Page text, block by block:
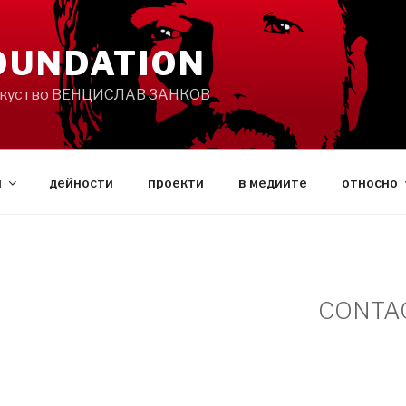
ВЕНЦИСЛАВ ЗАНКОВ
дейности проекти в медиите относно